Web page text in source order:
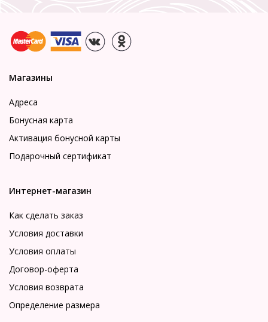
Магазины
Адреса
Бонусная карта
Активация бонусной карты
Подарочный сертификат
Интернет-магазин
Как сделать заказ
Условия доставки
Условия оплаты
Договор-оферта
Условия возврата
Определение размера